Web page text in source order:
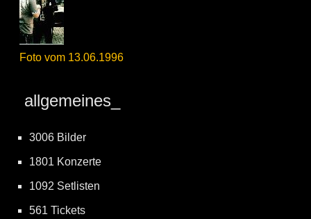
Foto vom 13.06.1996
allgemeines_
3006 Bilder
1801 Konzerte
1092 Setlisten
561 Tickets